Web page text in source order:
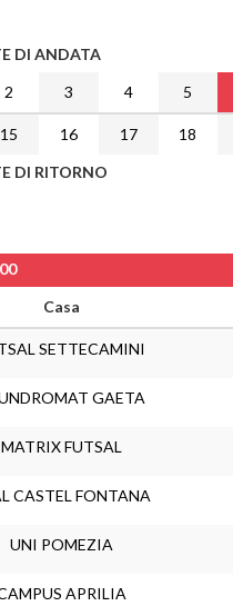
DI ANDATA
2 3 4 5
15 16 17 18
DI RITORNO
Casa
SETTECAMINI
GAETA
MATRIX FUTSAL
CASTEL FONTANA
UNI POMEZIA
APRILIA